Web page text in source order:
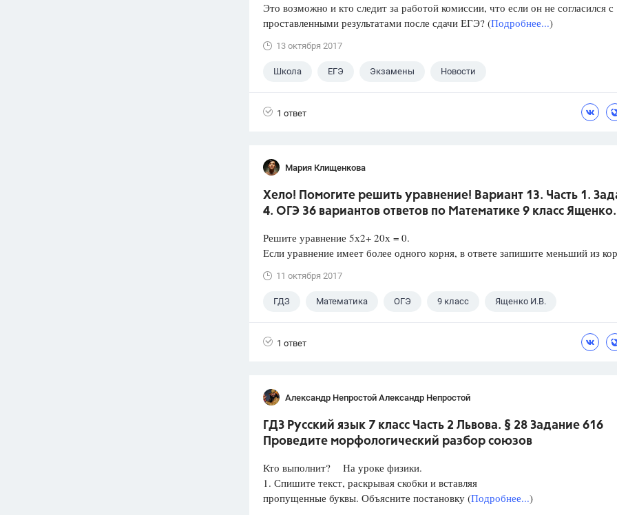
Это возможно и кто следит за работой комиссии, что если он не согласился с
проставленными результатами после сдачи ЕГЭ? (Подробнее...)
13 октября 2017
Школа ЕГЭ Экзамены Новости
1 ответ
Мария Клищенкова
Хело! Помогите решить уравнение! Вариант 13. Часть 1.
4. ОГЭ 36 вариантов ответов по Математике 9 класс Ященко.
Решите уравнение 5х2+ 20х = 0.
Если уравнение имеет более одного корня, в ответе запишите меньший из
11 октября 2017
ГДЗ Математика ОГЭ 9 класс Ященко И.В.
1 ответ
Александр Непростой Александр Непростой
ГДЗ Русский язык 7 класс Часть 2 Львова. § 28 Задание 616
Проведите морфологический разбор союзов
Кто выполнит? На уроке физики.
1. Спишите текст, раскрывая скобки и вставляя
пропущенные буквы. Объясните постановку (Подробнее...)